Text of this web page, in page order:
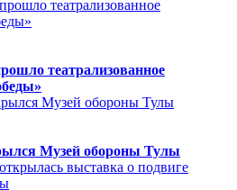
театрализованное
Музей обороны Тулы